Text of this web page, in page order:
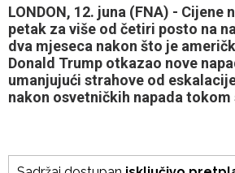
LONDON, 12. juna (FNA) - Cijene
petak za više od četiri posto na
dva mjeseca nakon što je
Donald Trump otkazao nove
umanjujući strahove od
nakon osvetničkih napada tokom